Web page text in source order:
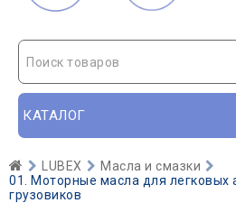
Поиск товаров
КАТАЛОГ
LUBEX
Масла и смазки
01. Моторные масла для легковых
грузовиков